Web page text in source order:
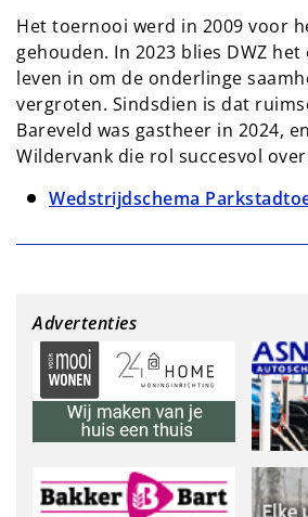
Het toernooi werd in 2009 voor
gehouden. In 2023 blies DWZ
leven in om de onderlinge
vergroten. Sindsdien is dat
Bareveld was gastheer in 2024,
Wildervank die rol succesvol
Wedstrijdschema
Advertenties